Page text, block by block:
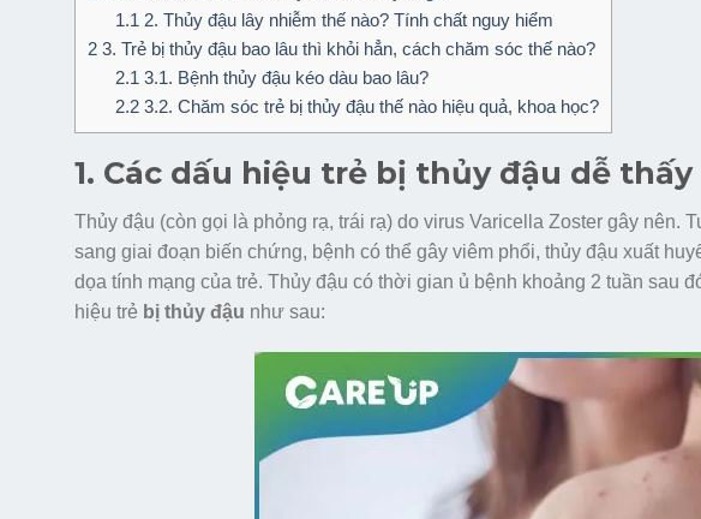
1.1 2. Thủy đậu lây nhiễm thế nào? Tính chất nguy hiểm
2 3. Trẻ bị thủy đậu bao lâu thì khỏi hẳn, cách chăm sóc thế nào?
2.1 3.1. Bệnh thủy đậu kéo dàu bao lâu?
2.23.2. Chăm sóc trẻ bị thủy đậu thế nào hiệu quả, khoa học?
1. Các dấu hiệu trẻ bị thủy đậu dễ thấy
Thủy đậu (còn gọi là phỏng rạ, trái rạ) do virus Varicella Zoster gây nên.
sang giai đoạn biến chứng, bệnh có thể gây viêm phổi, thủy đậu xuất
dọa tính mạng của trẻ. Thủy đậu có thời gian ủ bệnh khoảng 2 tuần sau
hiệu trẻ bị thủy đậu như sau: